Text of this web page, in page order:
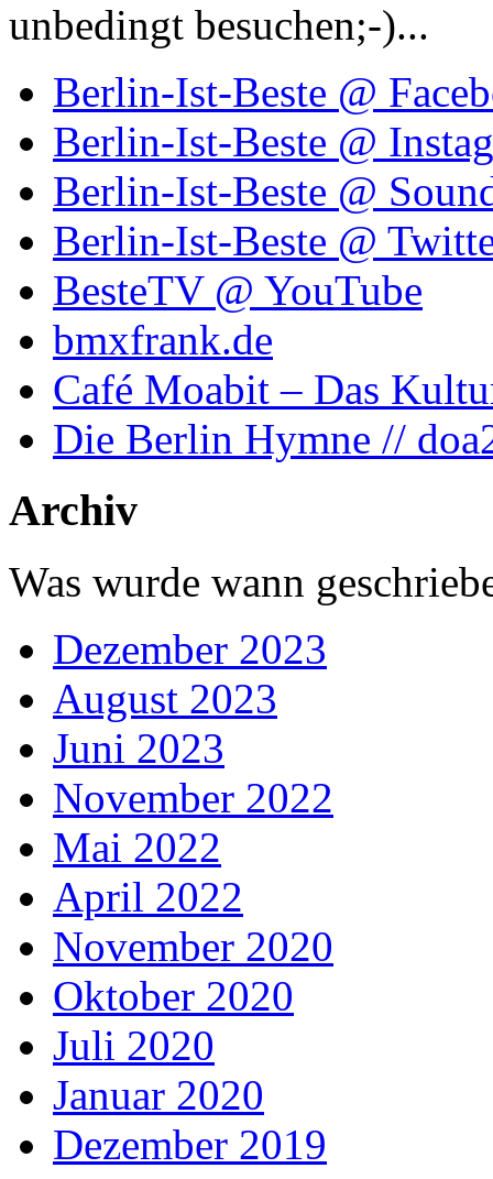
unbedingt besuchen;-)...
Berlin-Ist-Beste @
Berlin-Ist-Beste @
Berlin-Ist-Beste @
Berlin-Ist-Beste @
BesteTV @ YouTube
bmxfrank.de
Café Moabit – Das
Die Berlin Hymne //
Archiv
Was wurde wann
Dezember 2023
August 2023
Juni 2023
November 2022
Mai 2022
April 2022
November 2020
Oktober 2020
Juli 2020
Januar 2020
Dezember 2019